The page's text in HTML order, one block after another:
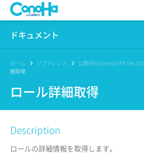
WING
Pencil
サービス一覧
ドキュメント
このサイトについて
プロダクト
リファレンス
リリースノート
ホーム リファレンス 公開API(ConoHa VPS Ver.3.0)
細取得
ロール詳細取得
Description
ロールの詳細情報を取得します。